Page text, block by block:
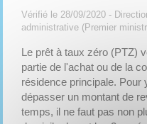
Vérifié le 28/09/2020 -
administrative (Premier
Le prêt à taux zéro (PTZ)
partie de l'achat ou de la
résidence principale. Pour
dépasser un montant de
temps, il ne faut pas non